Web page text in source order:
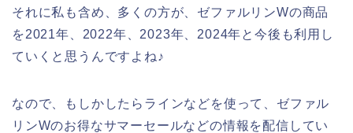
それに私も含め、多くの方が、ゼファルリンWの商品
を2021年、2022年、2023年、2024年と今後も利用し
ていくと思うんですよね♪
なので、もしかしたらラインなどを使って、ゼファル
リンWのお得なサマーセールなどの情報を配信してい